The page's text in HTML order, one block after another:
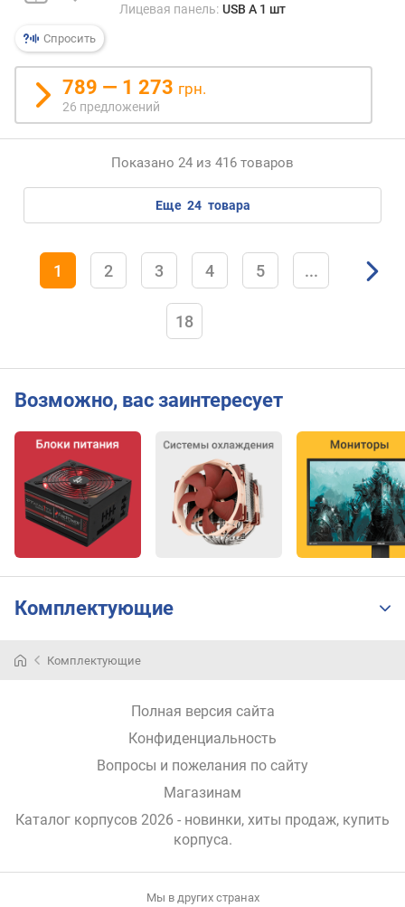
т
в
е
р
с
т
с
о
а
ш
р
н
и
я
ш
т
т
н
в
Спросить
Лицевая панель: USB A 1 шт
789 — 1 273 грн.
26 предложений
Показано 24 из 416 товаров
еще 24 товара
1 2 3 4 5 ...
18
Возможно, вас заинтересует
Комплектующие
Комплектующие
Полная версия сайта
Конфиденциальность
Вопросы и пожелания по сайту
Магазинам
Каталог корпусов 2026 - новинки, хиты продаж, купить
корпуса.
Мы в других странах